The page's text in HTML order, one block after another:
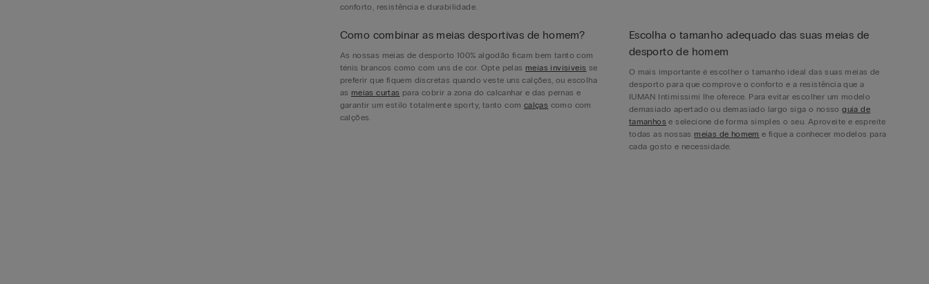
conforto, resistência e durabilidade.
Como combinar as meias desportivas de homem?
As nossas meias de desporto 100% algodão ficam bem tanto com
ténis brancos como com uns de cor. Opte pelasmeias invisíveis se
preferir que fiquem discretas quando veste uns calções, ou escolha
as meias curtas para cobrir a zona do calcanhar e das pernas e
garantir um estilo totalmente sporty, tanto com calças como com
calções.
Escolha o tamanho adequado das suas meias de
desporto de homem
O mais importante é escolher o tamanho ideal das suas meias de
desporto para que comprove o conforto e a resistência que a
IUMAN Intimissimi lhe oferece. Para evitar escolher um modelo
demasiado apertado ou demasiado largo siga o nossoguia de
tamanhos e selecione de forma simples o seu. Aproveite e espreite
todas as nossasmeias de homem e fique a conhecer modelos para
cada gosto e necessidade.